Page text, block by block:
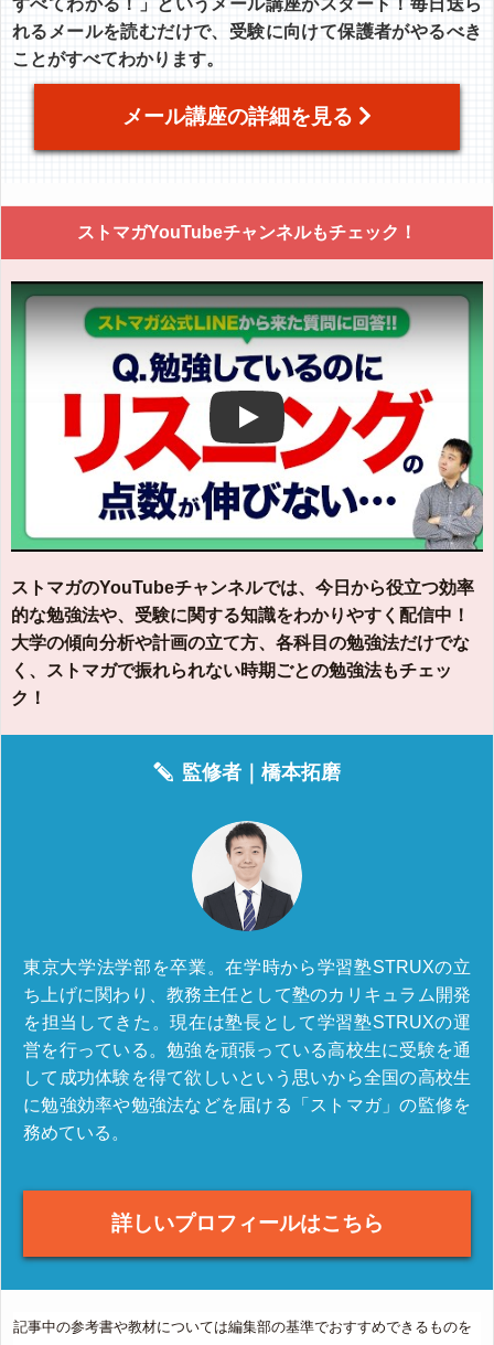
すべてわかる！」というメール講座がスタート！毎日送ら
れるメールを読むだけで、受験に向けて保護者がやるべき
ことがすべてわかります。
メール講座の詳細を見る
ストマガYouTubeチャンネルもチェック！
Play
ストマガのYouTubeチャンネルでは、今日から役立つ効率
的な勉強法や、受験に関する知識をわかりやすく配信中！
大学の傾向分析や計画の立て方、各科目の勉強法だけでな
く、ストマガで振れられない時期ごとの勉強法もチェッ
ク！
監修者｜橋本拓磨
東京大学法学部を卒業。在学時から学習塾STRUXの立
ち上げに関わり、教務主任として塾のカリキュラム開発
を担当してきた。現在は塾長として学習塾STRUXの運
営を行っている。勉強を頑張っている高校生に受験を通
して成功体験を得て欲しいという思いから全国の高校生
に勉強効率や勉強法などを届ける「ストマガ」の監修を
務めている。
詳しいプロフィールはこちら
記事中の参考書や教材については編集部の基準でおすすめできるものを